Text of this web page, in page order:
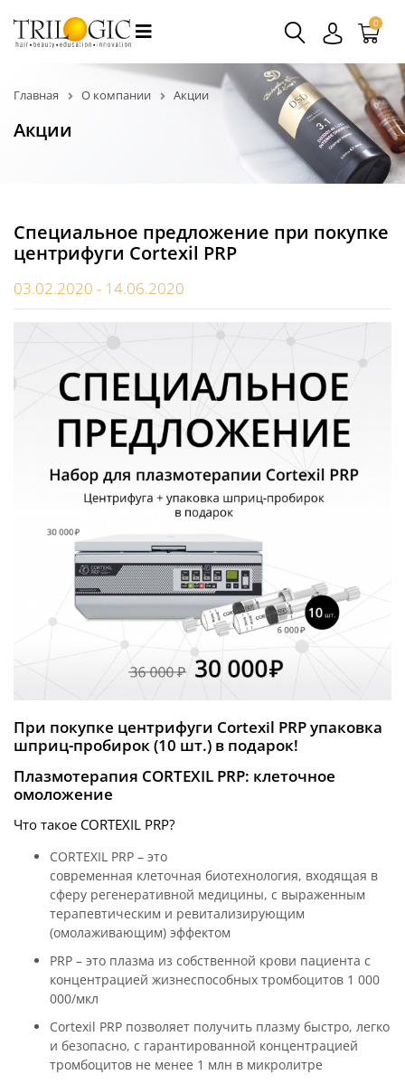
0
Главная О компании Акции
Акции
Специальное предложение при покупке
центрифуги Cortexil PRP
03.02.2020 - 14.06.2020
При покупке центрифуги Cortexil PRP упаковка
шприц-пробирок (10 шт.) в подарок!
Плазмотерапия CORTEXIL PRP: клеточное
омоложение
Что такое CORTEXIL PRP?
CORTEXIL PRP – это
современная клеточная биотехнология, входящая в
сферу регенеративной медицины, с выраженным
терапевтическим и ревитализирующим
(омолаживающим) эффектом
PRP – это плазма из собственной крови пациента с
концентрацией жизнеспособных тромбоцитов 1 000
000/мкл
Cortexil PRP позволяет получить плазму быстро, легко
и безопасно, с гарантированной концентрацией
тромбоцитов не менее 1 млн в микролитре